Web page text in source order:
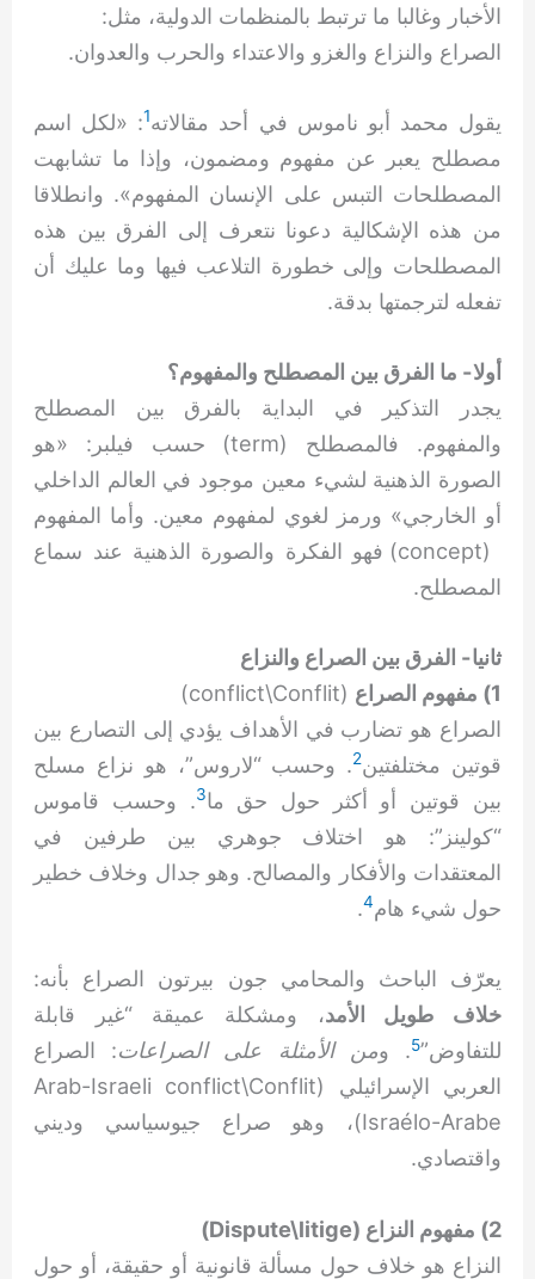
الأخبار وغالبا ما ترتبط بالمنظمات الدولية، مثل:
الصراع والنزاع والغزو والاعتداء والحرب والعدوان.
يقول محمد أبو ناموس في أحد مقالاته1: «لكل اسم
مصطلح يعبر عن مفهوم ومضمون، وإذا ما تشابهت
المصطلحات التبس على الإنسان المفهوم». وانطلاقا
من هذه الإشكالية دعونا نتعرف إلى الفرق بين هذه
المصطلحات وإلى خطورة التلاعب فيها وما عليك أن
تفعله لترجمتها بدقة.
أولا- ما الفرق بين المصطلح والمفهوم؟
يجدر التذكير في البداية بالفرق بين المصطلح
والمفهوم. فالمصطلح (term) حسب فيلبر: «هو
الصورة الذهنية لشيء معين موجود في العالم الداخلي
أو الخارجي» ورمز لغوي لمفهوم معين. وأما المفهوم
(concept) فهو الفكرة والصورة الذهنية عند سماع
المصطلح.
ثانيا- الفرق بين الصراع والنزاع
1) مفهوم الصراع
(conflict\Conflit)
الصراع هو تضارب في الأهداف يؤدي إلى التصارع بين
قوتين مختلفتين2. وحسب “لاروس”، هو نزاع مسلح
بين قوتين أو أكثر حول حق ما3. وحسب قاموس
“كولينز”: هو اختلاف جوهري بين طرفين في
المعتقدات والأفكار والمصالح. وهو جدال وخلاف خطير
حول شيء هام4
.
يعرّف الباحث والمحامي جون بيرتون الصراع بأنه:
خلاف طويل الأمد، ومشكلة عميقة “غير قابلة
للتفاوض”5. ومن الأمثلة على الصراعات: الصراع
العربي الإسرائيلي (Arab-Israeli conflict\Conflit
Israélo-Arabe)، وهو صراع جيوسياسي وديني
واقتصادي.
2) مفهوم النزاع (Dispute\litige)
النزاع هو خلاف حول مسألة قانونية أو حقيقة، أو حول